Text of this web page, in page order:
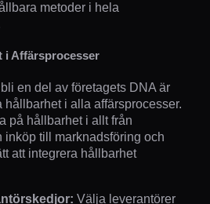
metoder i hela
i Affärsprocesser
en del av företagets DNA är
hållbarhet i alla affärsprocesser.
på hållbarhet i allt från
inköp till marknadsföring och
att integrera hållbarhet
Välja leverantörer